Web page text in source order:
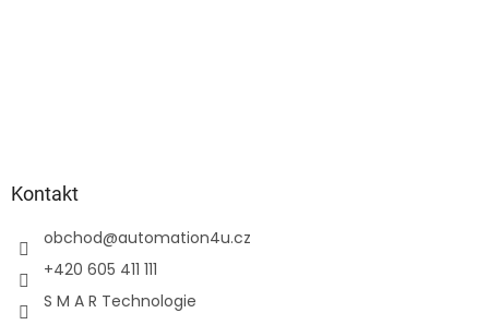
Kontakt
obchod@automation4u.cz
+420 605 411 111
S M A R Technologie